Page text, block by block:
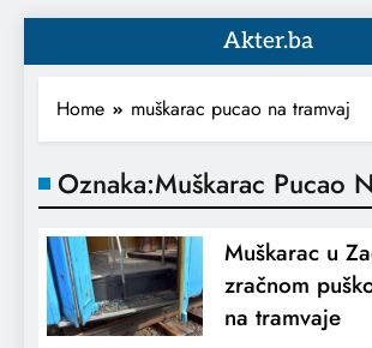
Akter.ba
Home muškarac pucao na tramvaj
Oznaka:Muškarac Pucao
Muškarac u
zračnom
na tramvaje